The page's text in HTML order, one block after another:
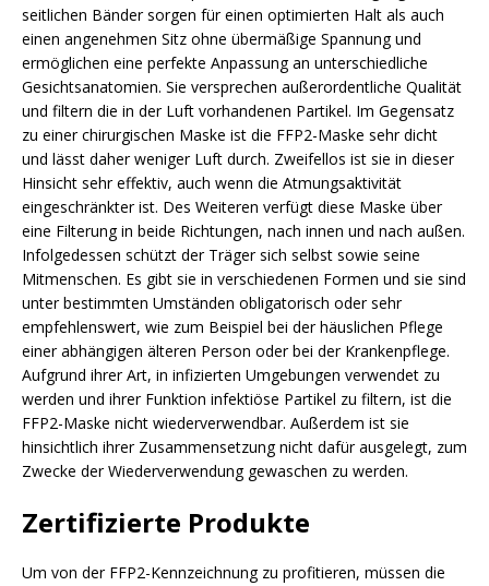
seitlichen Bänder sorgen für einen optimierten Halt als auch
einen angenehmen Sitz ohne übermäßige Spannung und
ermöglichen eine perfekte Anpassung an unterschiedliche
Gesichtsanatomien. Sie versprechen außerordentliche Qualität
und filtern die in der Luft vorhandenen Partikel. Im Gegensatz
zu einer chirurgischen Maske ist die FFP2-Maske sehr dicht
und lässt daher weniger Luft durch. Zweifellos ist sie in dieser
Hinsicht sehr effektiv, auch wenn die Atmungsaktivität
eingeschränkter ist. Des Weiteren verfügt diese Maske über
eine Filterung in beide Richtungen, nach innen und nach außen.
Infolgedessen schützt der Träger sich selbst sowie seine
Mitmenschen. Es gibt sie in verschiedenen Formen und sie sind
unter bestimmten Umständen obligatorisch oder sehr
empfehlenswert, wie zum Beispiel bei der häuslichen Pflege
einer abhängigen älteren Person oder bei der Krankenpflege.
Aufgrund ihrer Art, in infizierten Umgebungen verwendet zu
werden und ihrer Funktion infektiöse Partikel zu filtern, ist die
FFP2-Maske nicht wiederverwendbar. Außerdem ist sie
hinsichtlich ihrer Zusammensetzung nicht dafür ausgelegt, zum
Zwecke der Wiederverwendung gewaschen zu werden.
Zertifizierte Produkte
Um von der FFP2-Kennzeichnung zu profitieren, müssen die